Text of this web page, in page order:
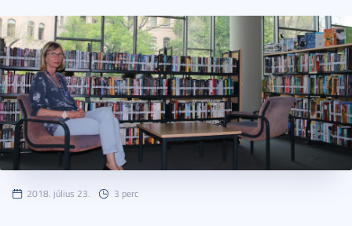
2018. július 23. 3 perc